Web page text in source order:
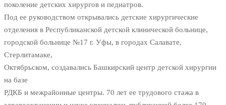
поколение детских хирургов и педиатров.
Под ее руководством открывались детские хирургические
отделения в Республиканской детской клинической больнице,
городской больнице №17 г. Уфы, в городах Салавате,
Стерлитамаке,
Октябрьском, создавались Башкирский центр детской хирургии
на базе
РДКБ и межрайонные центры. 70 лет ее трудового стажа в